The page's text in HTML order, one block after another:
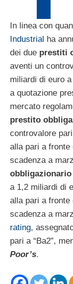
In linea con
Industrial ha
dei due prestiti
aventi un
miliardi di euro
a quotazione
mercato
prestito
controvalore
alla pari a fronte
scadenza a
obbligazionario
a 1,2 miliardi di
alla pari a fronte
scadenza a
rating,
pari a “Ba2”,
Poor’s.